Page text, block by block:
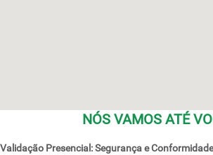
NÓS VAMOS ATÉ
Validação Presencial: Segurança e Conformidade